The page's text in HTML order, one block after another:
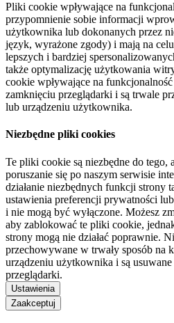
Pliki cookie wpływające na
przypomnienie sobie informacji
użytkownika lub dokonanych przez
język, wyrażone zgody) i mają na
lepszych i bardziej
także optymalizację użytkowania
cookie wpływające na
zamknięciu przeglądarki i są trwale
lub urządzeniu użytkownika.
Niezbędne pliki cookies
Te pliki cookie są niezbędne do tego,
poruszanie się po naszym serwisie
działanie niezbędnych funkcji strony
ustawienia preferencji prywatności
i nie mogą być wyłączone. Możesz
aby zablokować te pliki cookie,
strony mogą nie działać poprawnie.
przechowywane w trwały sposób na
urządzeniu użytkownika i są
przeglądarki.
Ustawienia
Zaakceptuj